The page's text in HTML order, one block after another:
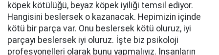
köpek kötülüğü, beyaz köpek iyiliği temsil ediyor.
Hangisini beslersek o kazanacak. Hepimizin içinde
kötü bir parça var. Onu beslersek kötü oluruz, iyi
parçayı beslersek iyi oluruz. İşte biz psikoloji
profesyonelleri olarak bunu yapmalıyız. İnsanların